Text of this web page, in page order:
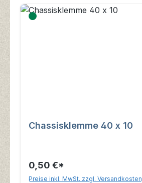
Chassisklemme 40 x 10
0,50 €*
Preise inkl. MwSt. zzgl. Versandkosten